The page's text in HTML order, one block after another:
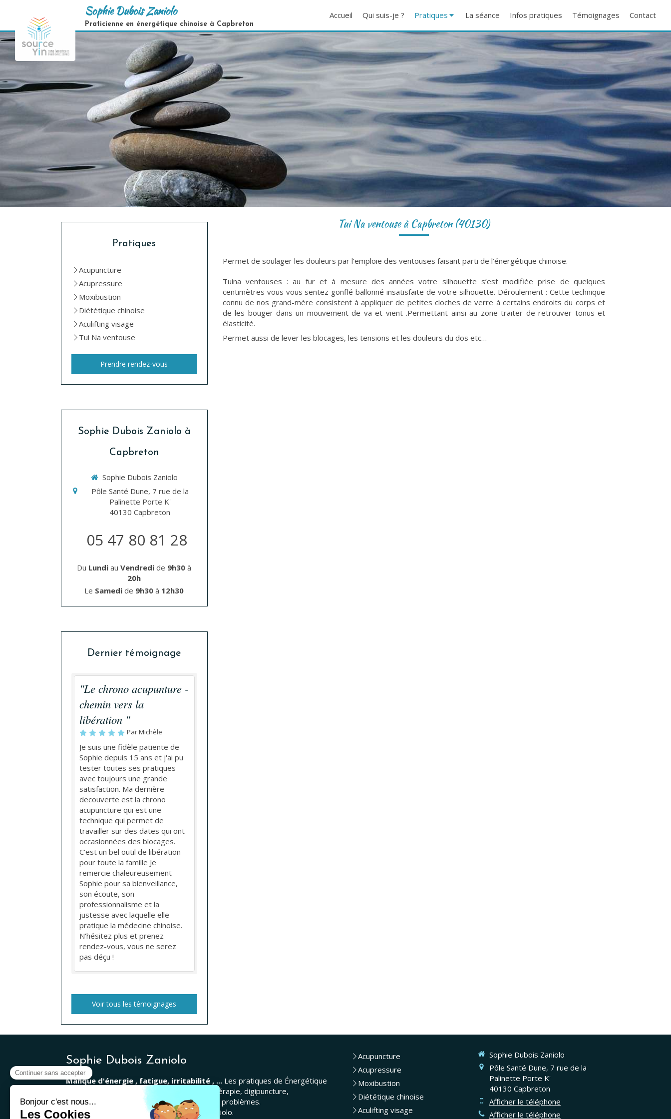
Accueil Qui suis-je ? Pratiques La séance Infos pratiques Témoignages Contact
Sophie Dubois Zaniolo
Praticienne en énergétique chinoise à Capbreton
Tui Na ventouse à Capbreton (40130)
Permet de soulager les douleurs par l’emploie des ventouses faisant parti de l’énergétique chinoise.
Tuina ventouses : au fur et à mesure des années votre silhouette s’est modifiée prise de quelques
centimètres vous vous sentez gonflé ballonné insatisfaite de votre silhouette. Déroulement : Cette technique
connu de nos grand-mère consistent à appliquer de petites cloches de verre à certains endroits du corps et
de les bouger dans un mouvement de va et vient .Permettant ainsi au zone traiter de retrouver tonus et
élasticité.
Permet aussi de lever les blocages, les tensions et les douleurs du dos etc…
Pratiques
Acupuncture
Acupressure
Moxibustion
Diététique chinoise
Aculifting visage
Tui Na ventouse
Prendre rendez-vous
Sophie Dubois Zaniolo à
Capbreton
Sophie Dubois Zaniolo
Pôle Santé Dune, 7 rue de la
Palinette Porte K'
40130 Capbreton
05 47 80 81 28
Du Lundi auVendredi de 9h30 à
20h
Le Samedi de 9h30 à 12h30
Dernier témoignage
"Le chrono acupunture -
chemin vers la
libération "
Par Michèle
Je suis une fidèle patiente de
Sophie depuis 15 ans et j'ai pu
tester toutes ses pratiques
avec toujours une grande
satisfaction. Ma dernière
decouverte est la chrono
acupuncture qui est une
technique qui permet de
travailler sur des dates qui ont
occasionnées des blocages.
C'est un bel outil de libération
pour toute la famille Je
remercie chaleureusement
Sophie pour sa bienveillance,
son écoute, son
professionnalisme et la
justesse avec laquelle elle
pratique la médecine chinoise.
N'hésitez plus et prenez
rendez-vous, vous ne serez
pas déçu !
Voir tous les témoignages
Sophie Dubois Zaniolo
Manque d'énergie , fatigue, irritabilité , ... Les pratiques de Énergétique
traditionnelle chinoise, acupressure, phytothérapie, digipuncture,
auriculothérapie sont capables de traiter ces problèmes.
Prenez rendez-vous avec Sophie Dubois Zaniolo.
Acupuncture
Acupressure
Moxibustion
Diététique chinoise
Aculifting visage
Sophie Dubois Zaniolo
Pôle Santé Dune, 7 rue de la
Palinette Porte K'
40130 Capbreton
Afficher le téléphone
Afficher le téléphone